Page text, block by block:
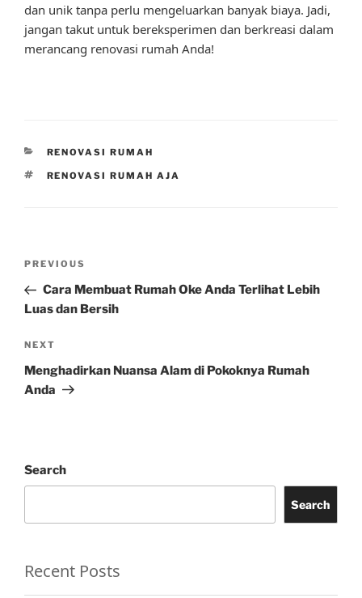
dan unik tanpa perlu mengeluarkan banyak biaya. Jadi,
jangan takut untuk bereksperimen dan berkreasi dalam
merancang renovasi rumah Anda!
CATEGORIES
RENOVASI RUMAH
TAGS
RENOVASI RUMAH AJA
Previous
Post
PREVIOUS
Cara Membuat Rumah Oke Anda Terlihat Lebih
Luas dan Bersih
Next
Post
NEXT
Menghadirkan Nuansa Alam di Pokoknya Rumah
Anda
Search
Search
Recent Posts